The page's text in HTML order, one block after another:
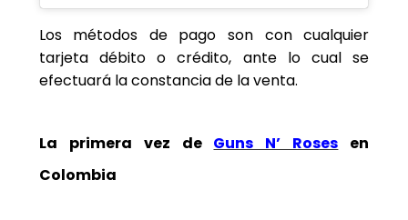
Los métodos de pago son con cualquier
tarjeta débito o crédito, ante lo cual se
efectuará la constancia de la venta.
La primera vez de Guns N’ Roses en
Colombia